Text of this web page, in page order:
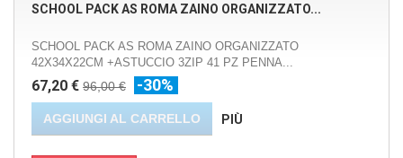
SCHOOL PACK AS ROMA ZAINO ORGANIZZATO...
SCHOOL PACK AS ROMA ZAINO ORGANIZZATO
42X34X22CM +ASTUCCIO 3ZIP 41 PZ PENNA...
67,20 € 96,00 € -30%
AGGIUNGI AL CARRELLO PIÙ